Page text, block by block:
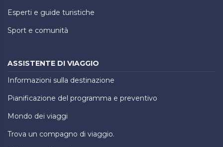
Esperti e guide turistiche
Sport e comunità
ASSISTENTE DI VIAGGIO
Informazioni sulla destinazione
Pianificazione del programma e preventivo
Mondo dei viaggi
Trova un compagno di viaggio.